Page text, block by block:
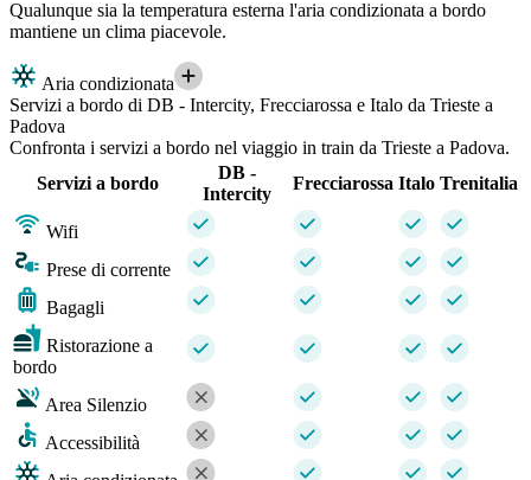
Qualunque sia la temperatura esterna l'aria condizionata a bordo
mantiene un clima piacevole.
Aria condizionata
Servizi a bordo di DB - Intercity, Frecciarossa e Italo da Trieste a
Padova
Confronta i servizi a bordo nel viaggio in train da Trieste a Padova.
Servizi a bordo
DB -
Intercity
Frecciarossa Italo Trenitalia
Wifi
Prese di corrente
Bagagli
Ristorazione a
bordo
Area Silenzio
Accessibilità